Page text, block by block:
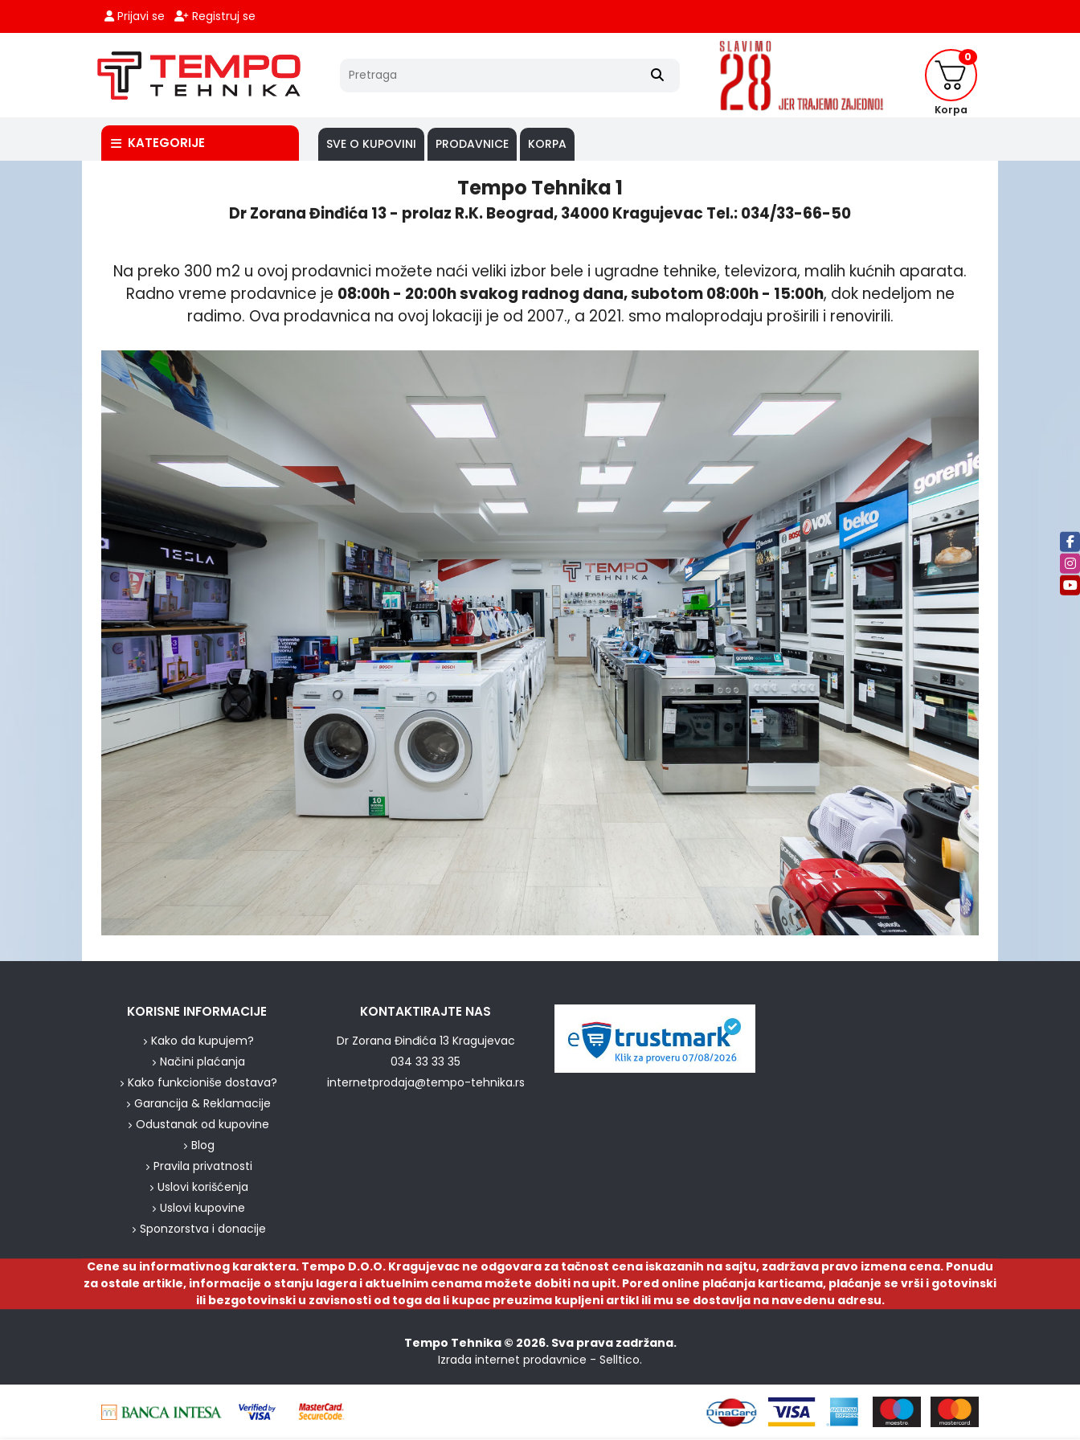
Prijavi se Registruj se
0
Korpa
KATEGORIJE SVE O KUPOVINI PRODAVNICE KORPA
Tempo Tehnika 1
Dr Zorana Đinđića 13 - prolaz R.K. Beograd, 34000 Kragujevac Tel.: 034/33-66-50
Na preko 300 m2 u ovoj prodavnici možete naći veliki izbor bele i ugradne tehnike, televizora, malih kućnih aparata.
Radno vreme prodavnice je 08:00h - 20:00h svakog radnog dana, subotom 08:00h - 15:00h, dok nedeljom ne
radimo. Ova prodavnica na ovoj lokaciji je od 2007., a 2021. smo maloprodaju proširili i renovirili.
KORISNE INFORMACIJE
Kako da kupujem?
Načini plaćanja
Kako funkcioniše dostava?
Garancija & Reklamacije
Odustanak od kupovine
Blog
Pravila privatnosti
Uslovi korišćenja
Uslovi kupovine
Sponzorstva i donacije
KONTAKTIRAJTE NAS
Dr Zorana Đinđića 13 Kragujevac
034 33 33 35
internetprodaja@tempo-tehnika.rs
Cene su informativnog karaktera. Tempo D.O.O. Kragujevac ne odgovara za tačnost cena iskazanih na sajtu, zadržava pravo izmena cena. Ponudu
za ostale artikle, informacije o stanju lagera i aktuelnim cenama možete dobiti na upit. Pored online plaćanja karticama, plaćanje se vrši i gotovinski
ili bezgotovinski u zavisnosti od toga da li kupac preuzima kupljeni artikl ili mu se dostavlja na navedenu adresu.
Tempo Tehnika © 2026. Sva prava zadržana.
Izrada internet prodavnice - Selltico.